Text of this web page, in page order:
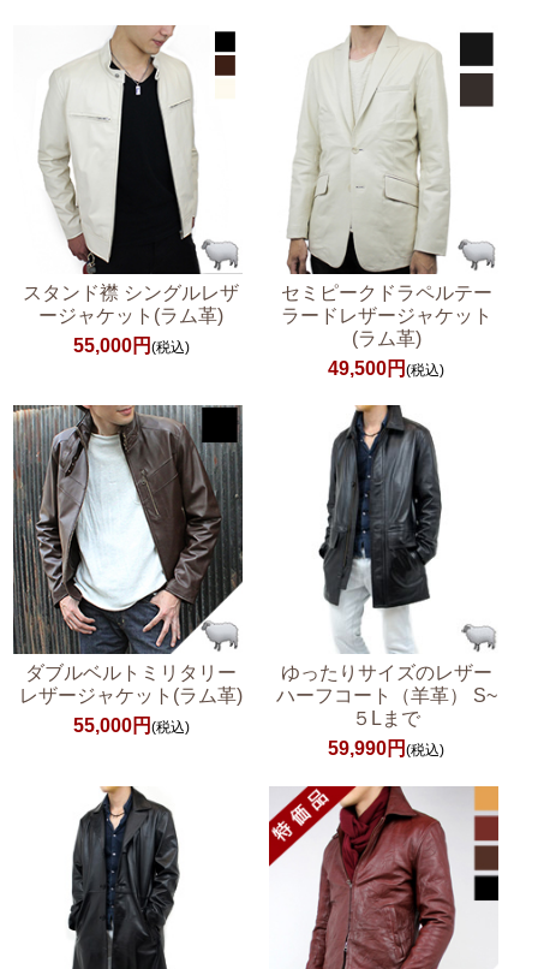
スタンド襟 シングルレザ
ージャケット(ラム革)
55,000円 (税込)
セミピークドラペルテー
ラードレザージャケット
(ラム革)
49,500円(税込)
ダブルベルトミリタリー
レザージャケット(ラム革)
55,000円 (税込)
ゆったりサイズのレザー
ハーフコート（羊革） S~
５Lまで
59,990円(税込)